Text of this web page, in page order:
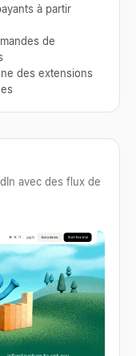
à partir
de
des extensions
avec des flux de